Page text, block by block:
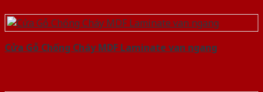
Cửa Gỗ Chống Cháy MDF Laminate van ngang